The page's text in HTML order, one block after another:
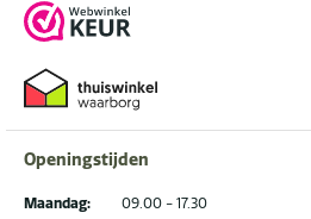
Openingstijden
Maandag:
09.00 - 17.30